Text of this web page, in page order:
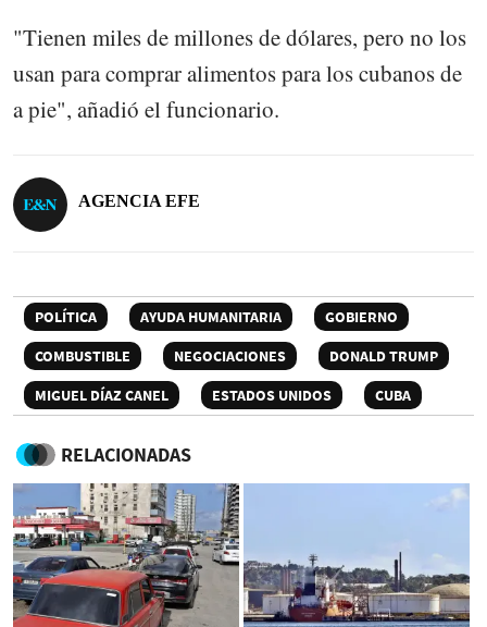
"Tienen miles de millones de dólares, pero no los
usan para comprar alimentos para los cubanos de
a pie", añadió el funcionario.
AGENCIA EFE
POLÍTICA AYUDA HUMANITARIA
GOBIERNO
COMBUSTIBLE
NEGOCIACIONES
DONALD TRUMP
MIGUEL DÍAZ CANEL
ESTADOS UNIDOS CUBA
RELACIONADAS